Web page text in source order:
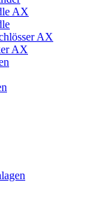
AX
AX
AX